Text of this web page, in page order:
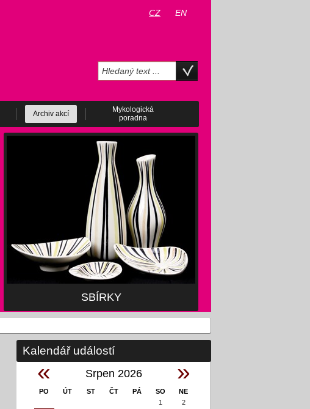
CZ EN
Archiv akcí
Mykologická
poradna
SBÍRKY
Kalendář událostí
« Srpen 2026 »
PO ÚT ST ČT PÁ SO
NE
1
2